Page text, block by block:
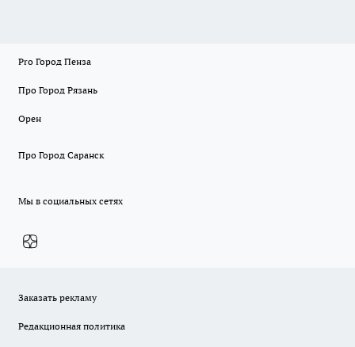
Pro Город Пенза
Про Город Рязань
Орен
Про Город Саранск
Мы в социальных сетях
Заказать рекламу
Редакционная политика